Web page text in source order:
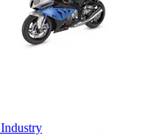
Industry